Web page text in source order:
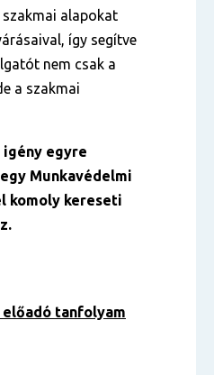
alapokat
így segítve
nem csak a
a szakmai
egyre
Munkavédelmi
komoly kereseti
tanfolyam